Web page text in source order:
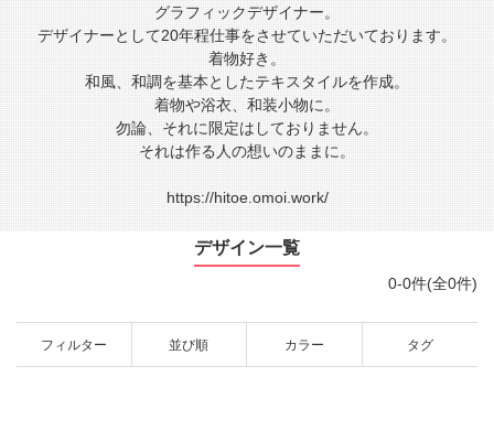
グラフィックデザイナー。
デザイナーとして20年程仕事をさせていただいております。
着物好き。
和風、和調を基本としたテキスタイルを作成。
着物や浴衣、和装小物に。
勿論、それに限定はしておりません。
それは作る人の想いのままに。
https://hitoe.omoi.work/
デザイン一覧
0-0件(全0件)
フィルター 並び順 カラー タグ